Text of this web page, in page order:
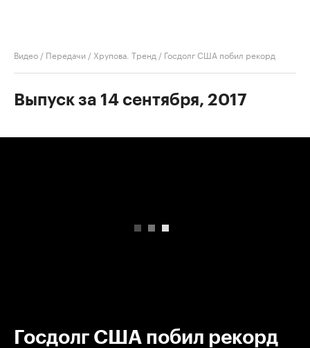
Видео / Передачи / Хрупова. Тренд / Госдолг США побил рекорд
Выпуск за 14 сентября, 2017
Госдолг США побил рекорд